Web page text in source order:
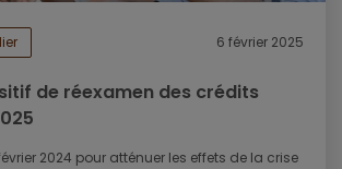
6 février 2025
de réexamen des crédits
2024 pour atténuer les effets de la crise